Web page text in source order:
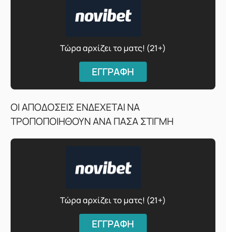
Τώρα αρχίζει το ματς! (21+)
ΕΓΓΡΑΦΗ
ΟΙ ΑΠΟΔΟΣΕΙΣ ΕΝΔΕΧΕΤΑΙ ΝΑ
ΤΡΟΠΟΠΟΙΗΘΟΥΝ ΑΝΑ ΠΑΣΑ ΣΤΙΓΜΗ
Τώρα αρχίζει το ματς! (21+)
ΕΓΓΡΑΦΗ